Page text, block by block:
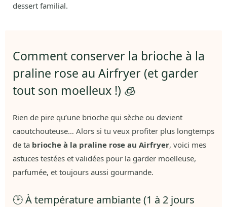
dessert familial.
Comment conserver la brioche à la
praline rose au Airfryer (et garder
tout son moelleux !) 🧊
Rien de pire qu’une brioche qui sèche ou devient
caoutchouteuse… Alors si tu veux profiter plus longtemps
de ta brioche à la praline rose au Airfryer, voici mes
astuces testées et validées pour la garder moelleuse,
parfumée, et toujours aussi gourmande.
🕑 À température ambiante (1 à 2 jours